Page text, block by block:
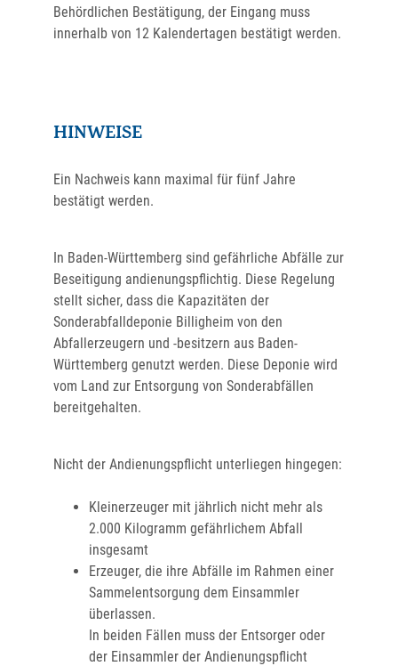
Behördlichen Bestätigung, der Eingang muss
innerhalb von 12 Kalendertagen bestätigt werden.
HINWEISE
Ein Nachweis kann maximal für fünf Jahre
bestätigt werden.
In Baden-Württemberg sind gefährliche Abfälle zur
Beseitigung andienungspflichtig. Diese Regelung
stellt sicher, dass die Kapazitäten der
Sonderabfalldeponie Billigheim von den
Abfallerzeugern und -besitzern aus Baden-
Württemberg genutzt werden. Diese Deponie wird
vom Land zur Entsorgung von Sonderabfällen
bereitgehalten.
Nicht der Andienungspflicht unterliegen hingegen:
Kleinerzeuger mit jährlich nicht mehr als
2.000 Kilogramm gefährlichem Abfall
insgesamt
Erzeuger, die ihre Abfälle im Rahmen einer
Sammelentsorgung dem Einsammler
überlassen.
In beiden Fällen muss der Entsorger oder
der Einsammler der Andienungspflicht